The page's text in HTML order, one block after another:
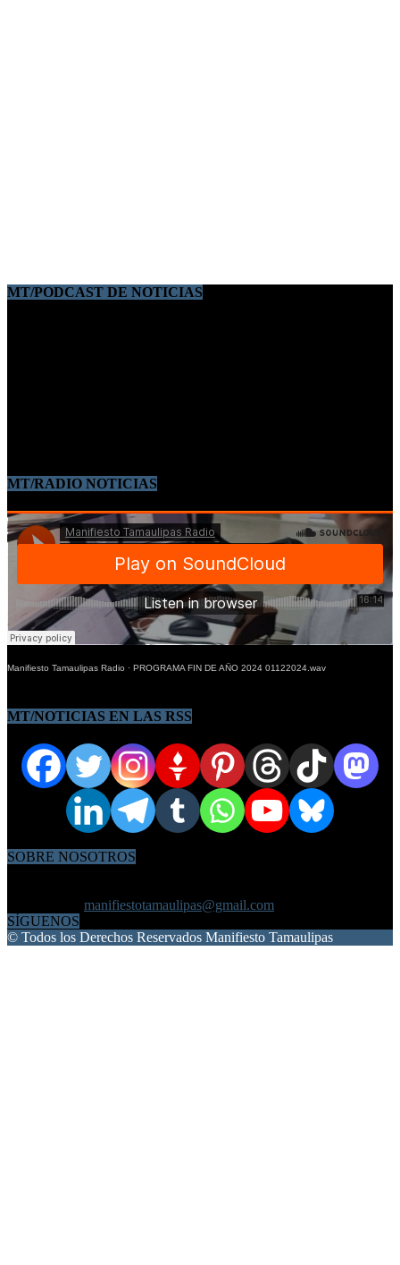
MT/PODCAST DE NOTICIAS
MT/RADIO NOTICIAS
Manifiesto Tamaulipas Radio · PROGRAMA FIN DE AÑO 2024 01122024.wav
MT/NOTICIAS EN LAS RSS
SOBRE NOSOTROS
manifiestotamaulipas@gmail.com
SÍGUENOS
© Todos los Derechos Reservados Manifiesto Tamaulipas